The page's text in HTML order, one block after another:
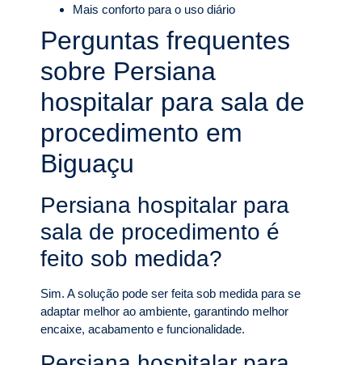
Mais conforto para o uso diário
Perguntas frequentes
sobre Persiana
hospitalar para sala de
procedimento em
Biguaçu
Persiana hospitalar para
sala de procedimento é
feito sob medida?
Sim. A solução pode ser feita sob medida para se
adaptar melhor ao ambiente, garantindo melhor
encaixe, acabamento e funcionalidade.